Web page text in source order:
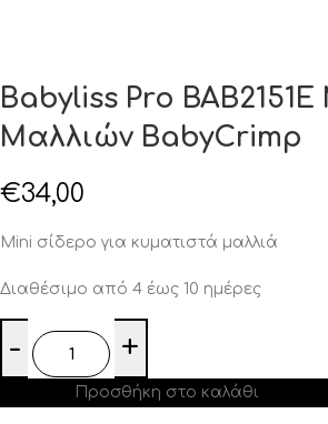
Babyliss Pro
Μαλλιών BabyCrimp
€34,00
Mini σίδερο για κυματιστά μαλλιά
Διαθέσιμο από 4 έως 10 ημέρες
Προσθήκη στο καλάθι